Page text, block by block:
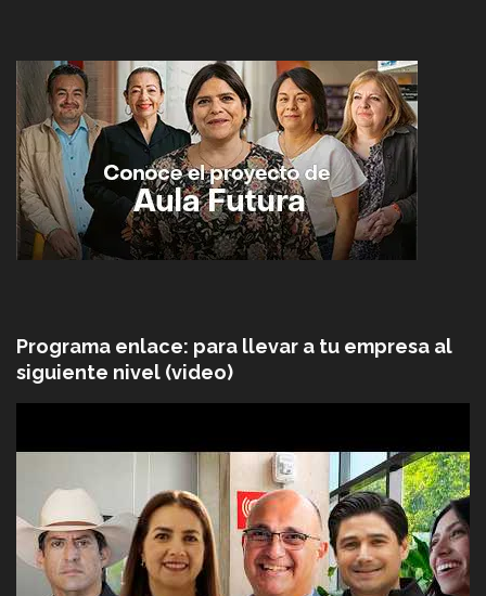
Programa enlace: para llevar a tu empresa al
siguiente nivel (video)